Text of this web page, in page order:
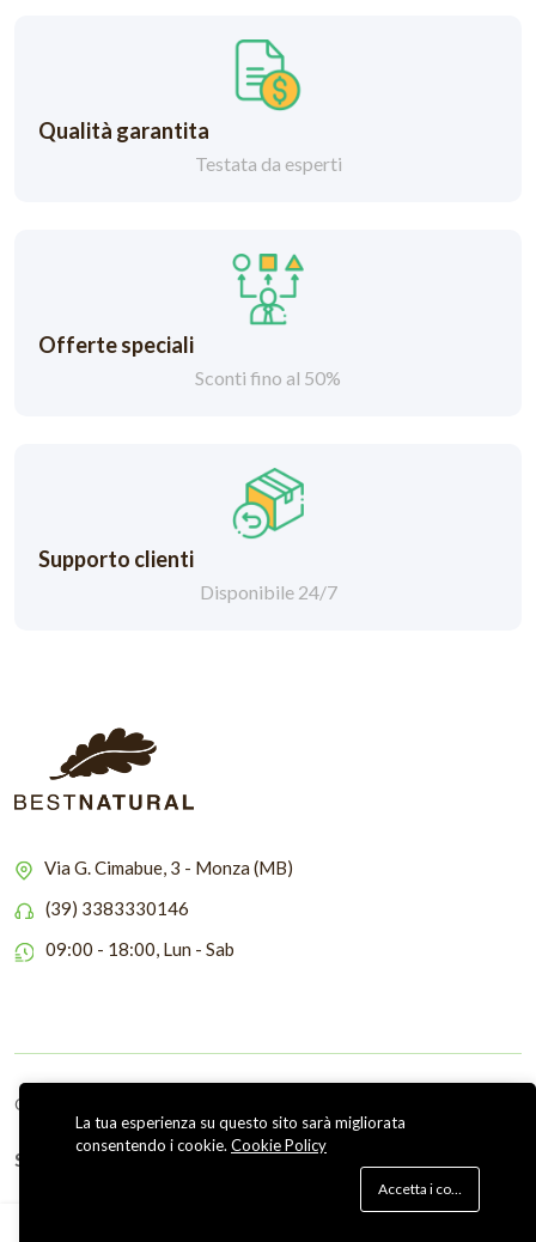
Qualità garantita
Testata da esperti
Offerte speciali
Sconti fino al 50%
Supporto clienti
Disponibile 24/7
Via G. Cimabue, 3 - Monza (MB)
(39) 3383330146
09:00 - 18:00, Lun - Sab
Copyright © 2026 Bestnatural
Seguici su
La tua esperienza su questo sito sarà migliorata
consentendo i cookie. Cookie Policy
Accetta i cookie